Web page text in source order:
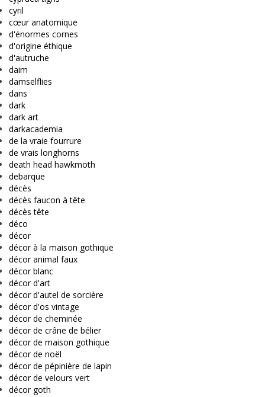
cyril
cœur anatomique
d'énormes cornes
d'origine éthique
d'autruche
daim
damselflies
dans
dark
dark art
darkacademia
de la vraie fourrure
de vrais longhorns
death head hawkmoth
debarque
décès
décès faucon à tête
décès tête
déco
décor
décor à la maison gothique
décor animal faux
décor blanc
décor d'art
décor d'autel de sorcière
décor d'os vintage
décor de cheminée
décor de crâne de bélier
décor de maison gothique
décor de noël
décor de pépinière de lapin
décor de velours vert
décor goth